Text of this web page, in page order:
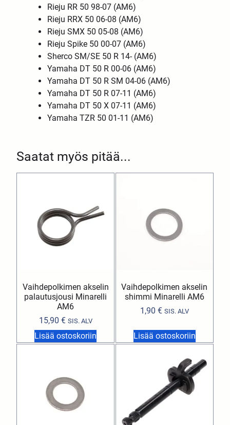
Saatat myös pitää...
Vaihdepolkimen akselin
palautusjousi Minarelli
AM6
15,90 € SIS. ALV
Lisää ostoskoriin
Vaihdepolkimen akselin
shimmi Minarelli AM6
1,90 € SIS. ALV
Lisää ostoskoriin
Rieju RR 50 98-07 (AM6)
Rieju RRX 50 06-08 (AM6)
Rieju SMX 50 05-08 (AM6)
Rieju Spike 50 00-07 (AM6)
Sherco SM/SE 50 R 14- (AM6)
Yamaha DT 50 R 00-06 (AM6)
Yamaha DT 50 R SM 04-06 (AM6)
Yamaha DT 50 R 07-11 (AM6)
Yamaha DT 50 X 07-11 (AM6)
Yamaha TZR 50 01-11 (AM6)